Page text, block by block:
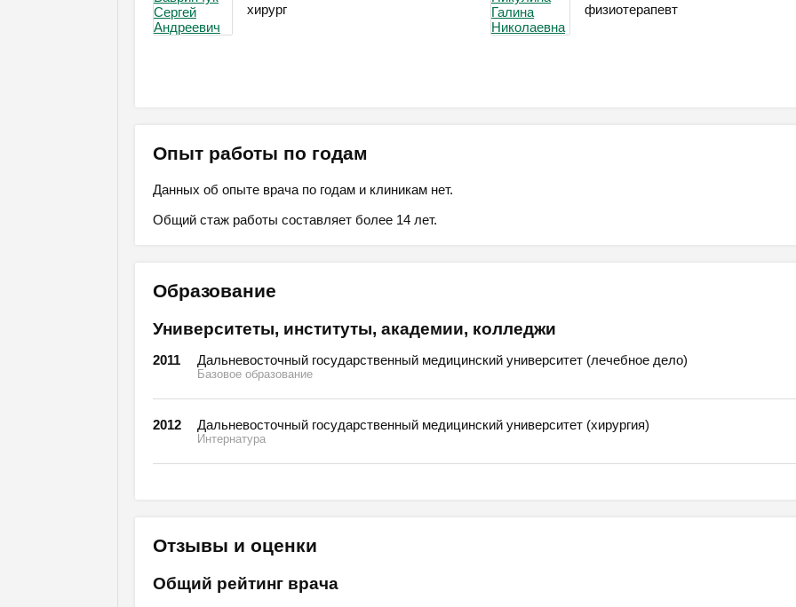
хирург
физиотерапевт
Опыт работы по годам
Данных об опыте врача по годам и клиникам нет.
Общий стаж работы составляет более 14 лет.
Образование
Университеты, институты, академии, колледжи
2011 Дальневосточный государственный медицинский университет (лечебное дело)
Базовое образование
2012 Дальневосточный государственный медицинский университет (хирургия)
Интернатура
Отзывы и оценки
Общий рейтинг врача